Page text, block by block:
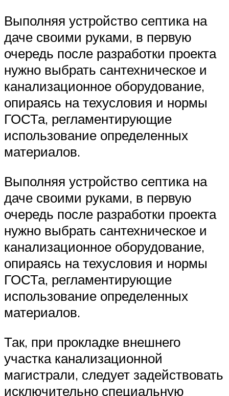
Выполняя устройство септика на
даче своими руками, в первую
очередь после разработки проекта
нужно выбрать сантехническое и
канализационное оборудование,
опираясь на техусловия и нормы
ГОСТа, регламентирующие
использование определенных
материалов.
Выполняя устройство септика на
даче своими руками, в первую
очередь после разработки проекта
нужно выбрать сантехническое и
канализационное оборудование,
опираясь на техусловия и нормы
ГОСТа, регламентирующие
использование определенных
материалов.
Так, при прокладке внешнего
участка канализационной
магистрали, следует задействовать
исключительно специальную